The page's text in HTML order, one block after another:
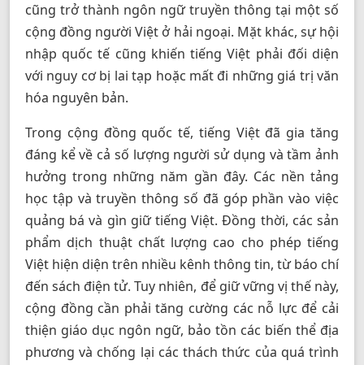
cũng trở thành ngôn ngữ truyền thông tại một số
cộng đồng người Việt ở hải ngoại. Mặt khác, sự hội
nhập quốc tế cũng khiến tiếng Việt phải đối diện
với nguy cơ bị lai tạp hoặc mất đi những giá trị văn
hóa nguyên bản.
Trong cộng đồng quốc tế, tiếng Việt đã gia tăng
đáng kể về cả số lượng người sử dụng và tầm ảnh
hưởng trong những năm gần đây. Các nền tảng
học tập và truyền thông số đã góp phần vào việc
quảng bá và gìn giữ tiếng Việt. Đồng thời, các sản
phẩm dịch thuật chất lượng cao cho phép tiếng
Việt hiện diện trên nhiều kênh thông tin, từ báo chí
đến sách điện tử. Tuy nhiên, để giữ vững vị thế này,
cộng đồng cần phải tăng cường các nỗ lực để cải
thiện giáo dục ngôn ngữ, bảo tồn các biến thể địa
phương và chống lại các thách thức của quá trình